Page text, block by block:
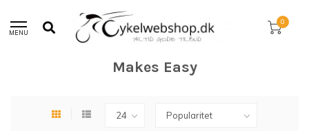
MENU
0
30 dages returret!
Brands / Makes Easy
Makes Easy